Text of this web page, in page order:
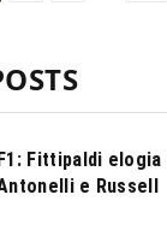
Fittipaldi
e Russell